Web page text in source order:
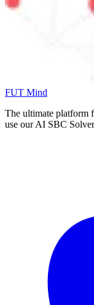
FUT Mind
The ultimate platform
use our AI SBC